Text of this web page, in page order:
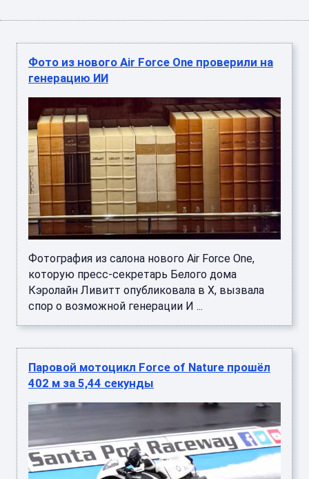
Фото из нового Air Force One проверили на
генерацию ИИ
Фотография из салона нового Air Force One,
которую пресс-секретарь Белого дома
Кэролайн Ливитт опубликовала в X, вызвала
спор о возможной генерации И ...
Паровой мотоцикл Force of Nature прошёл
402 м за 5,44 секунды